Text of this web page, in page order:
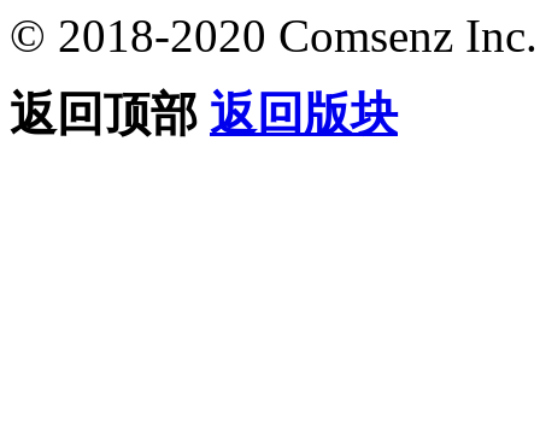
© 2018-2020 Comsenz Inc.
返回顶部 返回版块